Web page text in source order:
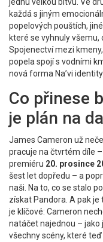
každá s jiným
popelových pouštích,
které se vyhnuly všemu,
Spojenectví mezi
popela spojí s vodními
nová forma Na’vi
Co přinese
je plán na
James Cameron už
pracuje na čtvrtém díle –
premiéru 20. prosince
šest let dopředu – a
naši. Na to, co se stalo
získat Pandora. A pak
je klíčové: Cameron
natáčet najednou – jako
všechny scény, které